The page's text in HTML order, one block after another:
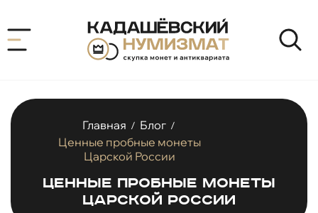
Главная / Блог /
Ценные пробные монеты
Царской России
Ценные пробные монеты
Царской России